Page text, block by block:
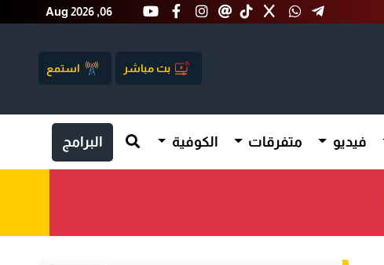
Aug 2026 ,06
بث مباشر استمع
فيديو متفرقات الكوفية البرامج